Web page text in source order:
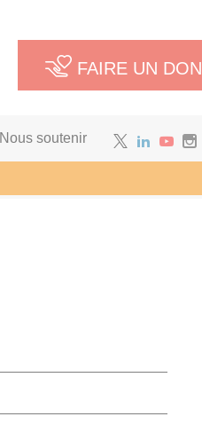
FAIRE UN DON
Nous soutenir